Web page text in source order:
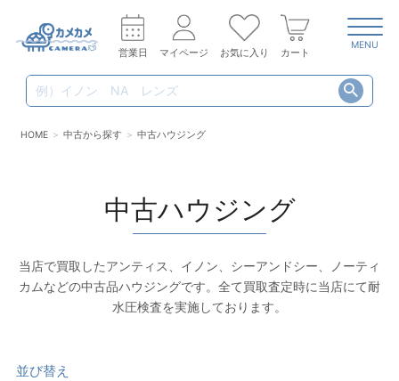
営業日 マイページ お気に入り カート
MENU
HOME 中古から探す 中古ハウジング
中古ハウジング
当店で買取したアンティス、イノン、シーアンドシー、ノーティ
カムなどの中古品ハウジングです。全て買取査定時に当店にて耐
水圧検査を実施しております。
並び替え